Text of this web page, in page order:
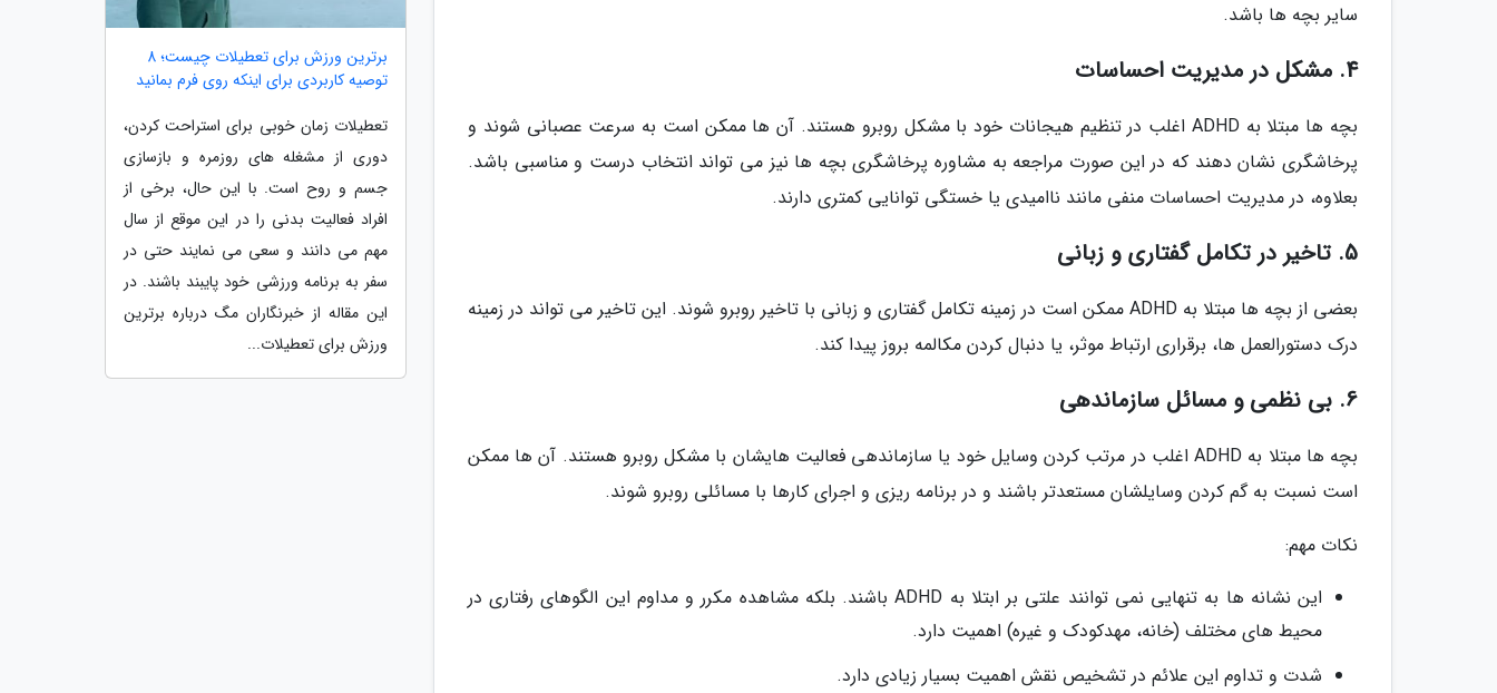
سایر بچه ها باشد.
4. مشکل در مدیریت احساسات
بچه ها مبتلا به ADHD اغلب در تنظیم هیجانات خود با مشکل روبرو هستند. آن ها ممکن است به سرعت عصبانی شوند و
پرخاشگری نشان دهند که در این صورت مراجعه به مشاوره پرخاشگری بچه ها نیز می تواند انتخاب درست و مناسبی باشد.
بعلاوه، در مدیریت احساسات منفی مانند ناامیدی یا خستگی توانایی کمتری دارند.
5. تاخیر در تکامل گفتاری و زبانی
بعضی از بچه ها مبتلا به ADHD ممکن است در زمینه تکامل گفتاری و زبانی با تاخیر روبرو شوند. این تاخیر می تواند در زمینه
درک دستورالعمل ها، برقراری ارتباط موثر، یا دنبال کردن مکالمه بروز پیدا کند.
6. بی نظمی و مسائل سازماندهی
بچه ها مبتلا به ADHD اغلب در مرتب کردن وسایل خود یا سازماندهی فعالیت هایشان با مشکل روبرو هستند. آن ها ممکن
است نسبت به گم کردن وسایلشان مستعدتر باشند و در برنامه ریزی و اجرای کارها با مسائلی روبرو شوند.
نکات مهم:
این نشانه ها به تنهایی نمی توانند علتی بر ابتلا به ADHD باشند. بلکه مشاهده مکرر و مداوم این الگوهای رفتاری در
محیط های مختلف (خانه، مهدکودک و غیره) اهمیت دارد.
شدت و تداوم این علائم در تشخیص نقش اهمیت بسیار زیادی دارد.
برترین ورزش برای تعطیلات چیست؛ 8
توصیه کاربردی برای اینکه روی فرم بمانید
تعطیلات زمان خوبی برای استراحت کردن،
دوری از مشغله های روزمره و بازسازی
جسم و روح است. با این حال، برخی از
افراد فعالیت بدنی را در این موقع از سال
مهم می دانند و سعی می نمایند حتی در
سفر به برنامه ورزشی خود پایبند باشند. در
این مقاله از خبرنگاران مگ درباره برترین
ورزش برای تعطیلات...